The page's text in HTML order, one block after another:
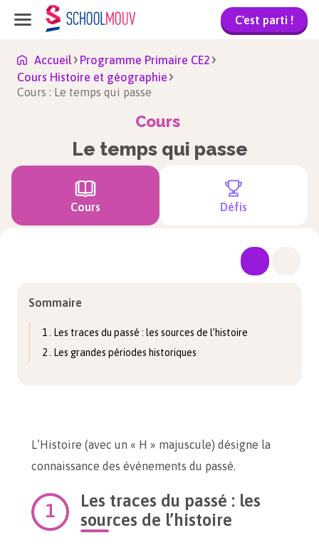
C'est parti !
Accueil
Programme Primaire CE2
Cours Histoire et géographie
Cours : Le temps qui passe
Cours
Le temps qui passe
Cours Défis
Sommaire
1 . Les traces du passé : les sources de l’histoire
2 . Les grandes périodes historiques
L’Histoire (avec un « H » majuscule) désigne la
connaissance des événements du passé.
Les traces du passé : les
sources de l’histoire